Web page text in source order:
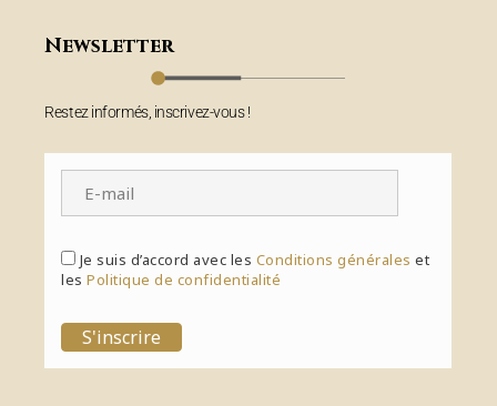
Newsletter
Restez informés, inscrivez-vous !
Je suis d’accord avec les Conditions générales et
lesPolitique de confidentialité
S'inscrire